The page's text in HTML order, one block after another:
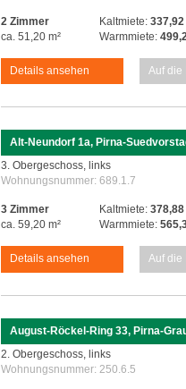
2 Zimmer
ca. 51,20 m²
Kaltmiete:
Warmmiete:
Details ansehen Auf die
Alt-Neundorf 1a, Pirna-
3. Obergeschoss, links
Wohnungsnummer: 689.1.7
3 Zimmer
ca. 59,20 m²
Kaltmiete:
Warmmiete:
Details ansehen Auf die
August-Röckel-Ring 33, Pirna-
2. Obergeschoss, links
Wohnungsnummer: 250.6.5